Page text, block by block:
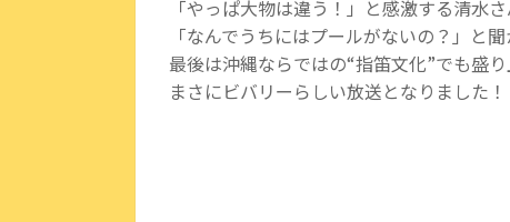
「やっぱ大物は違う！」と感激する清水
「なんでうちにはプールがないの？」と
最後は沖縄ならではの“指笛文化”でも盛
まさにビバリーらしい放送となりました！